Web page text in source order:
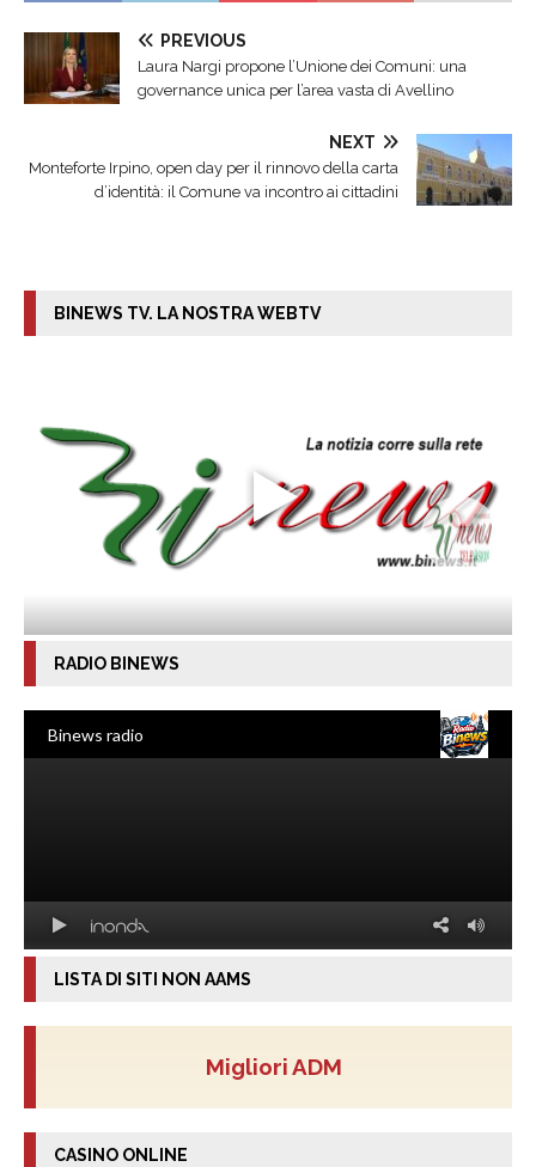
PREVIOUS
Laura Nargi propone l’Unione dei Comuni: una
governance unica per l’area vasta di Avellino
NEXT
Monteforte Irpino, open day per il rinnovo della carta
d’identità: il Comune va incontro ai cittadini
BINEWS TV. LA NOSTRA WEBTV
RADIO BINEWS
LISTA DI SITI NON AAMS
Migliori ADM
CASINO ONLINE